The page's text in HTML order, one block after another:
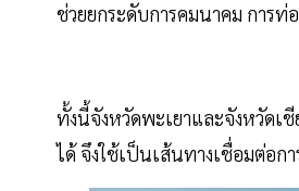
ช่วยยกระดับการคมนาคม การท่
ทั้งนี้จังหวัดพะเยาและจังหวัดเ
ได้ จึงใช้เป็นเส้นทางเชื่อมต่อก